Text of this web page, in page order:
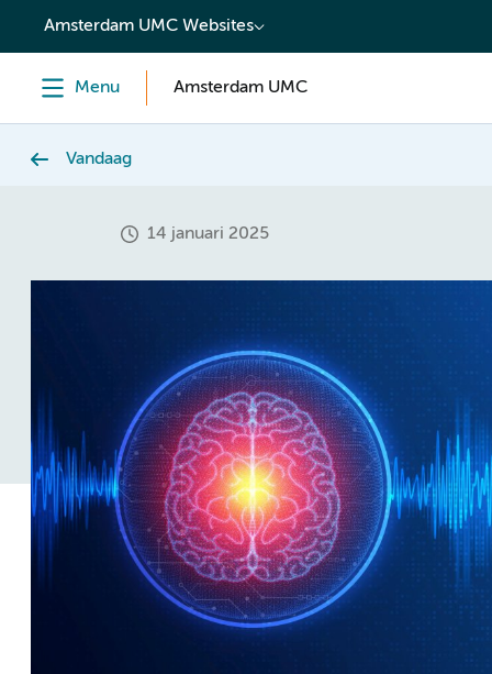
content
Amsterdam UMC Websites
Menu Amsterdam UMC
Vandaag
14 januari 2025